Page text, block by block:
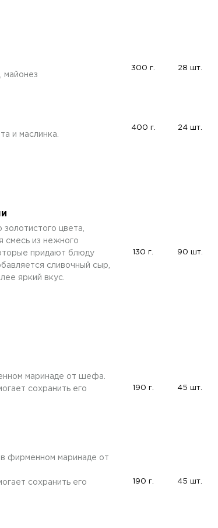
майонез
300 г. 28 шт.
и маслинка.
400 г. 24 шт.
цвета,
смесь из нежного
придают блюду
сливочный сыр,
яркий вкус.
130 г. 90 шт.
маринаде от шефа.
сохранить его
190 г. 45 шт.
фирменном маринаде от
сохранить его
190 г. 45 шт.